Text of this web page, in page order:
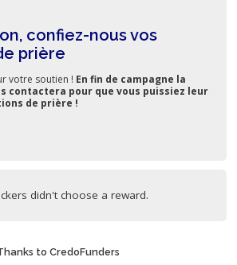
confiez-nous vos
prière
votre soutien ! En fin de campagne la
contactera pour que vous puissiez leur
de prière !
didn't choose a reward.
to CredoFunders